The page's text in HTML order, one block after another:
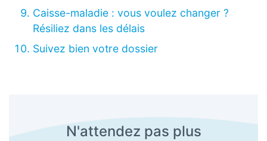
Caisse-maladie : vous voulez changer ?
Résiliez dans les délais
Suivez bien votre dossier
N'attendez pas plus